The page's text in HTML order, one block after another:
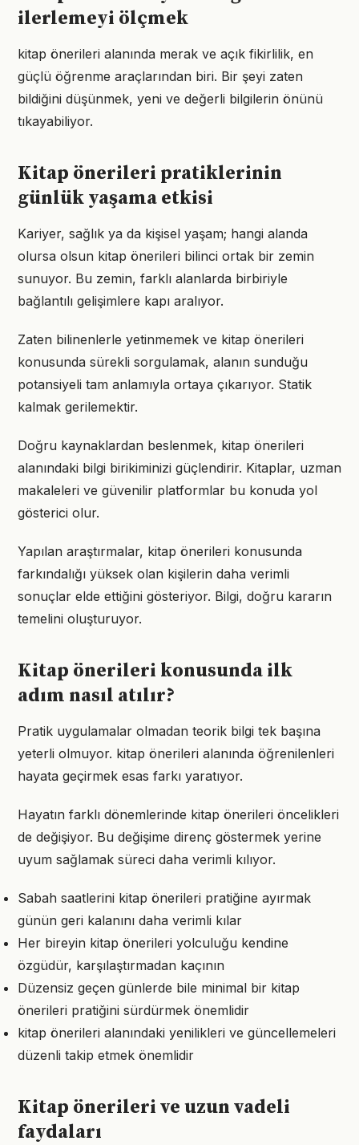
ilerlemeyi ölçmek
kitap önerileri alanında merak ve açık fikirlilik, en
güçlü öğrenme araçlarından biri. Bir şeyi zaten
bildiğini düşünmek, yeni ve değerli bilgilerin önünü
tıkayabiliyor.
Kitap önerileri pratiklerinin
günlük yaşama etkisi
Kariyer, sağlık ya da kişisel yaşam; hangi alanda
olursa olsun kitap önerileri bilinci ortak bir zemin
sunuyor. Bu zemin, farklı alanlarda birbiriyle
bağlantılı gelişimlere kapı aralıyor.
Zaten bilinenlerle yetinmemek ve kitap önerileri
konusunda sürekli sorgulamak, alanın sunduğu
potansiyeli tam anlamıyla ortaya çıkarıyor. Statik
kalmak gerilemektir.
Doğru kaynaklardan beslenmek, kitap önerileri
alanındaki bilgi birikiminizi güçlendirir. Kitaplar, uzman
makaleleri ve güvenilir platformlar bu konuda yol
gösterici olur.
Yapılan araştırmalar, kitap önerileri konusunda
farkındalığı yüksek olan kişilerin daha verimli
sonuçlar elde ettiğini gösteriyor. Bilgi, doğru kararın
temelini oluşturuyor.
Kitap önerileri konusunda ilk
adım nasıl atılır?
Pratik uygulamalar olmadan teorik bilgi tek başına
yeterli olmuyor. kitap önerileri alanında öğrenilenleri
hayata geçirmek esas farkı yaratıyor.
Hayatın farklı dönemlerinde kitap önerileri öncelikleri
de değişiyor. Bu değişime direnç göstermek yerine
uyum sağlamak süreci daha verimli kılıyor.
Sabah saatlerini kitap önerileri pratiğine ayırmak
günün geri kalanını daha verimli kılar
Her bireyin kitap önerileri yolculuğu kendine
özgüdür, karşılaştırmadan kaçının
Düzensiz geçen günlerde bile minimal bir kitap
önerileri pratiğini sürdürmek önemlidir
kitap önerileri alanındaki yenilikleri ve güncellemeleri
düzenli takip etmek önemlidir
Kitap önerileri ve uzun vadeli
faydaları